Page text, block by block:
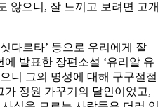
않으니, 잘 느끼고 보려면 고개
싯다르타’ 등으로 우리에게 잘
발표한 장편소설 ‘유리알 유
니 그의 명성에 대해 구구절절
정원 가꾸기의 달인이었고,